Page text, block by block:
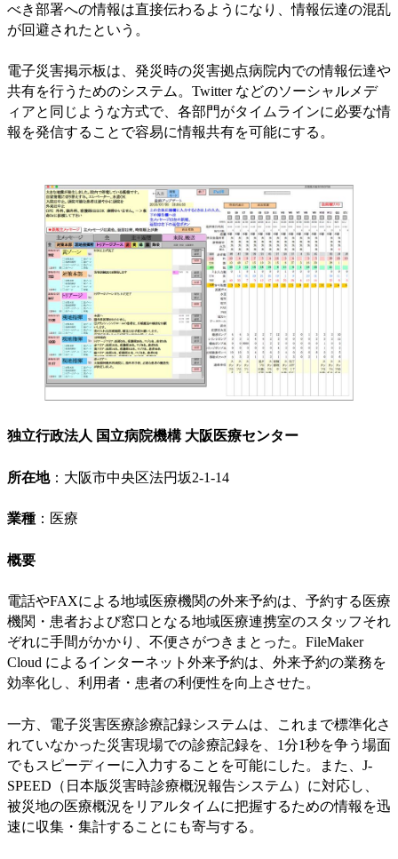
べき部署への情報は直接伝わるようになり、情報伝達の混乱
が回避されたという。
電子災害掲示板は、発災時の災害拠点病院内での情報伝達や
共有を行うためのシステム。Twitter などのソーシャルメデ
ィアと同じような方式で、各部門がタイムラインに必要な情
報を発信することで容易に情報共有を可能にする。
独立行政法人 国立病院機構 大阪医療センター
所在地：大阪市中央区法円坂2-1-14
業種 ：医療
概要
電話やFAXによる地域医療機関の外来予約は、予約する医療
機関・患者および窓口となる地域医療連携室のスタッフそれ
ぞれに手間がかかり、不便さがつきまとった。FileMaker
Cloud によるインターネット外来予約は、外来予約の業務を
効率化し、利用者・患者の利便性を向上させた。
一方、電子災害医療診療記録システムは、これまで標準化さ
れていなかった災害現場での診療記録を、1分1秒を争う場面
でもスピーディーに入力することを可能にした。また、J-
SPEED（日本版災害時診療概況報告システム）に対応し、
被災地の医療概況をリアルタイムに把握するための情報を迅
速に収集・集計することにも寄与する。